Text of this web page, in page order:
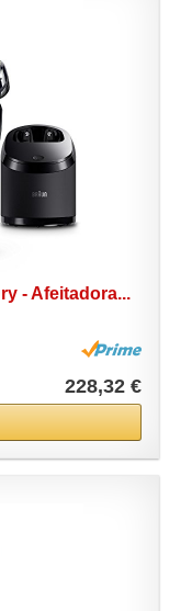
- Afeitadora...
228,32 €